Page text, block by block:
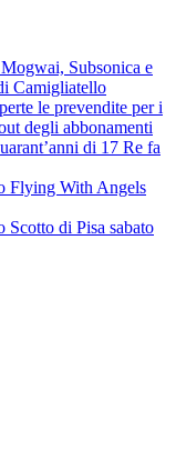
Subsonica e
Camigliatello
le prevendite per i
degli abbonamenti
di 17 Re fa
Flying With Angels
Scotto di Pisa sabato